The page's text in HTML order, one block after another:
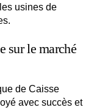
usines de
sur le marché
de Caisse
avec succès et